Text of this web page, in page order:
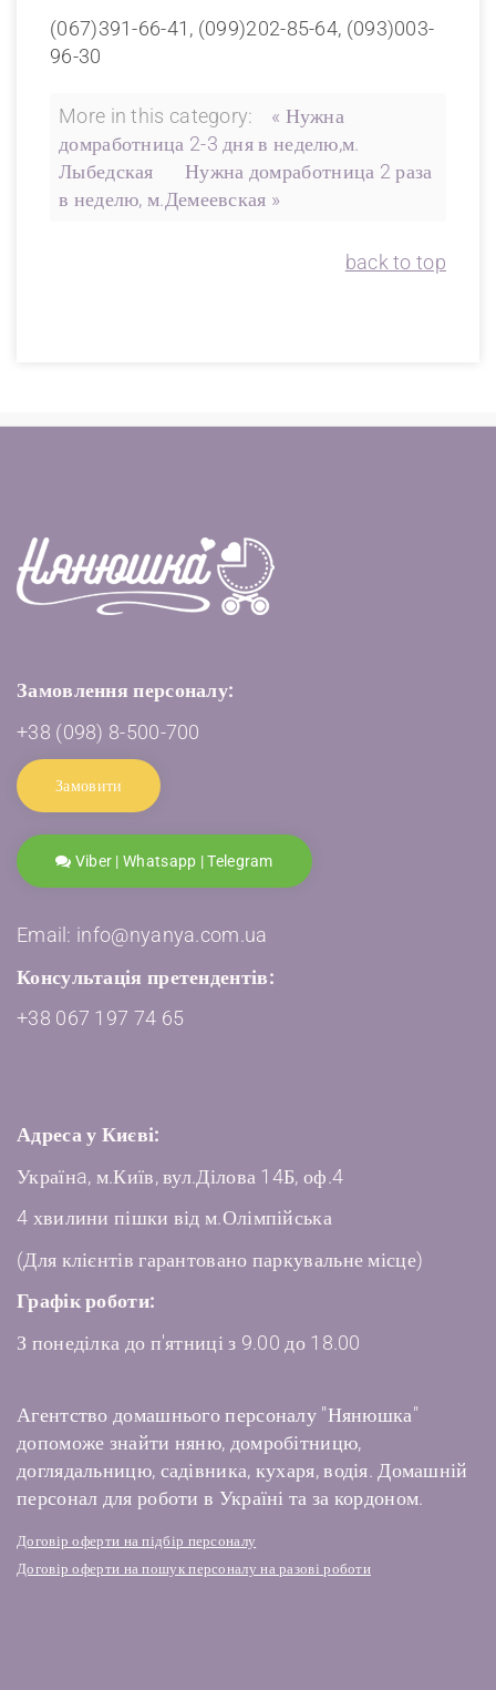
(067)391-66-41, (099)202-85-64, (093)003-
96-30
More in this category:
« Нужна
домработница 2-3 дня в неделю,м.
Лыбедская
Нужна домработница 2 раза
в неделю, м.Демеевская »
back to top
Замовлення персоналу:
+38 (098) 8-500-700
Замовити
Viber | Whatsapp | Telegram
Email: info@nyanya.com.ua
Консультація претендентів:
+38 067 197 74 65
Адреса у Києві:
Українa, м.Київ, вул.Ділова 14Б, оф.4
4 хвилини пішки від м.Олімпійська
(Для клієнтів гарантовано паркувальне місце)
Графік роботи:
З понеділка до п'ятниці з 9.00 до 18.00
Агентство домашнього персоналу "Нянюшка"
допоможе знайти няню, домробітницю,
доглядальницю, садівника, кухаря, водія. Домашній
персонал для роботи в Україні та за кордоном.
Договір оферти на підбір персоналу
Договір оферти на пошук персоналу на разові роботи